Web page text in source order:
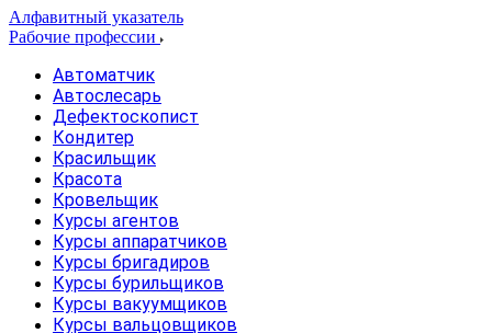
Алфавитный указатель
Рабочие профессии
Автоматчик
Автослесарь
Дефектоскопист
Кондитер
Красильщик
Красота
Кровельщик
Курсы агентов
Курсы аппаратчиков
Курсы бригадиров
Курсы бурильщиков
Курсы вакуумщиков
Курсы вальцовщиков